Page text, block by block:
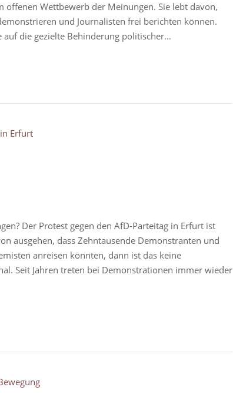
Wettbewerb der Meinungen. Sie lebt davon,
und Journalisten frei berichten können.
die gezielte Behinderung politischer...
Der Protest gegen den AfD-Parteitag in Erfurt ist
ausgehen, dass Zehntausende Demonstranten und
anreisen könnten, dann ist das keine
Seit Jahren treten bei Demonstrationen immer wieder